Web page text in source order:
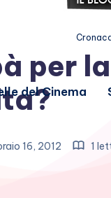
del Cinema
per
16, 2012 1